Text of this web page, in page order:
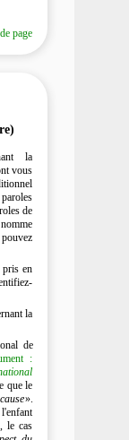
page
la
vous
de
pris en
la
de
:
que le
».
le cas